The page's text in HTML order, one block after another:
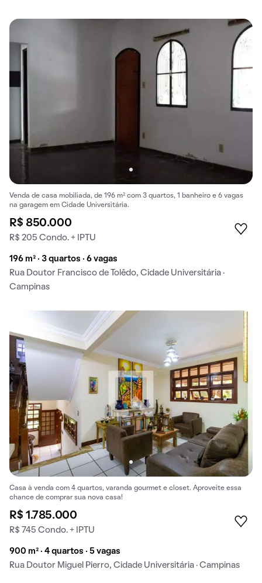
Venda de casa mobiliada, de 196 m² com 3 quartos, 1 banheiro e 6 vagas
na garagem em Cidade Universitária.
R$ 850.000
R$ 205 Condo. + IPTU
196 m² · 3 quartos · 6 vagas
Rua Doutor Francisco de Tolêdo, Cidade Universitária ·
Campinas
Casa à venda com 4 quartos, varanda gourmet e closet. Aproveite essa
chance de comprar sua nova casa!
R$ 1.785.000
R$ 745 Condo. + IPTU
900 m² · 4 quartos · 5 vagas
Rua Doutor Miguel Pierro, Cidade Universitária · Campinas